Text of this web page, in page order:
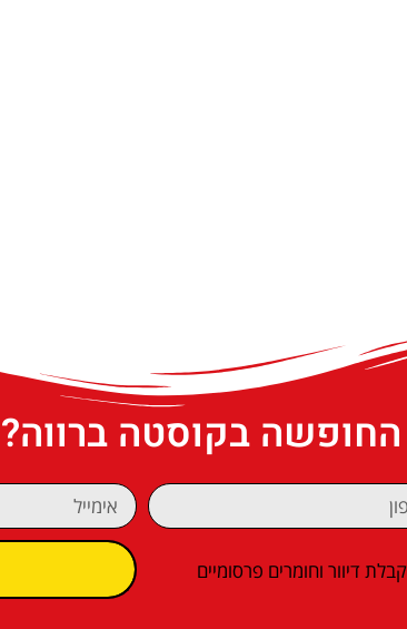
החופשה בקוסטה ברווה?
דיוור וחומרים פרסומיים